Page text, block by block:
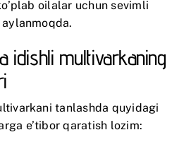
oilalar uchun sevimli
idishli multivarkaning
tanlashda quyidagi
e’tibor qaratish lozim: